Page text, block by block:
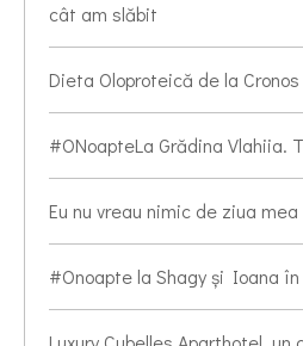
cât am slăbit
Dieta Oloproteică de la
#ONoapteLa Grădina Vlahiia.
Eu nu vreau nimic de ziua mea
#Onoapte la Shagy și Ioana în